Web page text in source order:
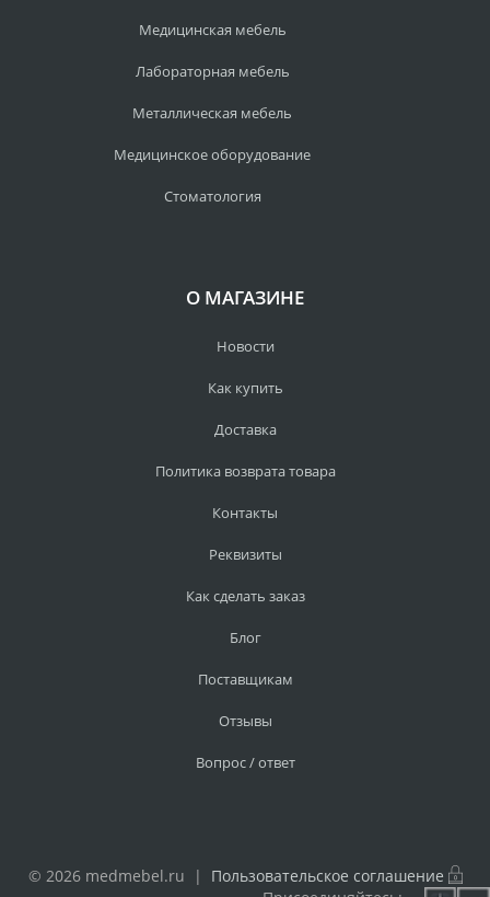
Медицинская мебель
Лабораторная мебель
Металлическая мебель
Медицинское оборудование
Стоматология
О МАГАЗИНЕ
Новости
Как купить
Доставка
Политика возврата товара
Контакты
Реквизиты
Как сделать заказ
Блог
Поставщикам
Отзывы
Вопрос / ответ
© 2026 medmebel.ru | Пользовательское соглашение